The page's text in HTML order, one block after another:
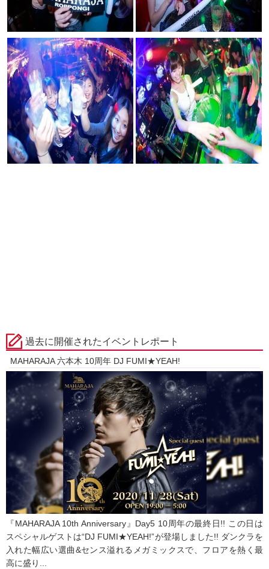
過去に開催されたイベントレポート
MAHARAJA 六本木 10周年 DJ FUMI★YEAH!
『MAHARAJA 10th Anniversary』Day5 10周年の最終日!! この日は
スペシャルゲストは“DJ FUMI★YEAH!”が登場しました!! ダンクラを
入れた幅広い選曲&センス溢れるメガミックスで、フロアを熱く最
高に盛り...